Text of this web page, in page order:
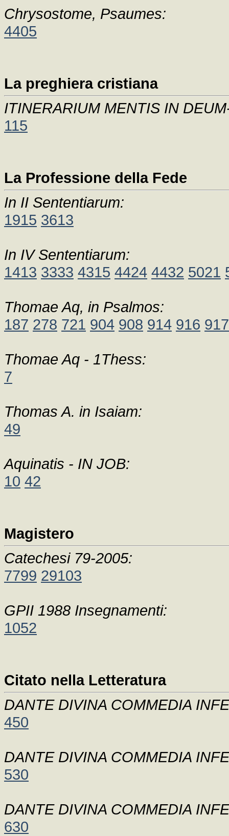
Chrysostome, Psaumes:
4405
La preghiera cristiana
ITINERARIUM MENTIS IN
115
La Professione della Fede
In II Sententiarum:
1915 3613
In IV Sententiarum:
1413 3333 4315 4424 4432 5021
Thomae Aq, in Psalmos:
187 278 721 904 908 914 916 917
Thomae Aq - 1Thess:
7
Thomas A. in Isaiam:
49
Aquinatis - IN JOB:
10 42
Magistero
Catechesi 79-2005:
7799 29103
GPII 1988 Insegnamenti:
1052
Citato nella Letteratura
DANTE DIVINA COMMEDIA
450
DANTE DIVINA COMMEDIA
530
DANTE DIVINA COMMEDIA
630